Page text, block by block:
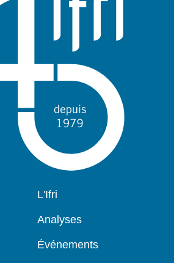
Navigation
L'Ifri
Analyses
Événements